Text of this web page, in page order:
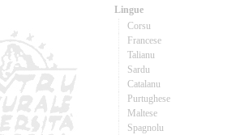
Lingue
Corsu
Francese
Talianu
Sardu
Catalanu
Purtughese
Maltese
Spagnolu